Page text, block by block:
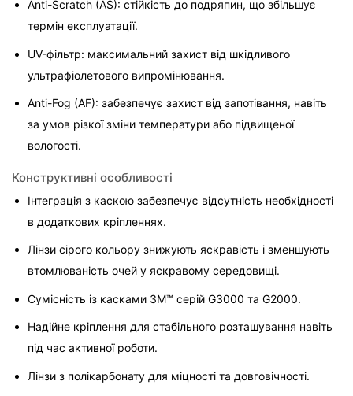
Anti-Scratch (AS): стійкість до подряпин, що збільшує
термін експлуатації.
UV-фільтр: максимальний захист від шкідливого
ультрафіолетового випромінювання.
Anti-Fog (AF): забезпечує захист від запотівання, навіть
за умов різкої зміни температури або підвищеної
вологості.
Конструктивні особливості
Інтеграція з каскою забезпечує відсутність необхідності
в додаткових кріпленнях.
Лінзи сірого кольору знижують яскравість і зменшують
втомлюваність очей у яскравому середовищі.
Сумісність із касками 3M™ серій G3000 та G2000.
Надійне кріплення для стабільного розташування навіть
під час активної роботи.
Лінзи з полікарбонату для міцності та довговічності.